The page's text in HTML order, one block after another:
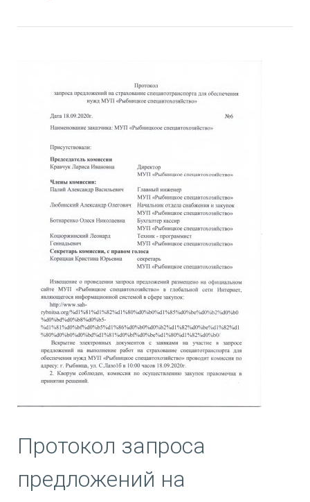
Протокол запроса
предложений на